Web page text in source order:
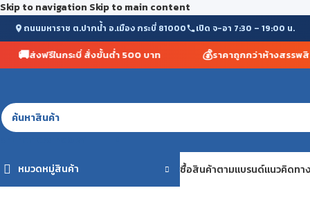
Skip to navigation Skip to main content
ถนนมหาราช ต.ปากน้ำ อ.เมือง กระบี่ 81000 เปิด จ-อา 7:30 – 19:00 น.
ส่งฟรีในกระบี่ สั่งขั้นต่ำ 500 บาท ราคาถูกกว่าห้างสรรพสินค้
หมวดหมู่สินค้า ซื้อสินค้าตามแบรนด์แนวคิดทา